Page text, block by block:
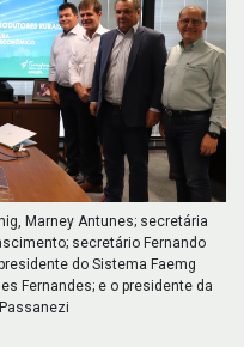
Marney Antunes; secretária
secretário Fernando
do Sistema Faemg
Fernandes; e o presidente da